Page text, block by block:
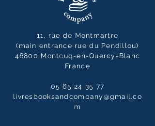
11, rue de Montmartre
(main entrance rue du Pendillou)
46800 Montcuq-en-Quercy-Blanc
France
05 65 24 35 77
livresbooksandcompany@gmail.co
m